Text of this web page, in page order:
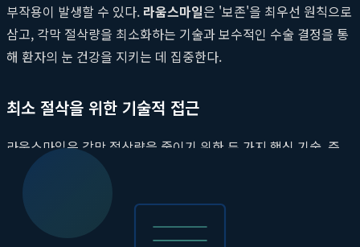
부작용이 발생할 수 있다. 라움스마일은 '보존'을 최우선 원칙으로
삼고, 각막 절삭량을 최소화하는 기술과 보수적인 수술 결정을 통
해 환자의 눈 건강을 지키는 데 집중한다.
최소 절삭을 위한 기술적 접근
라움스마일은 각막 절삭량을 줄이기 위한 두 가지 핵심 기술, 즉
투데이라섹(2day LASEK)과 스마일라식(SMILE) 장비를 적극적
으로 활용한다. 이 수술법들은 기존 라식이나 라섹에 비해 동일한
도수를 교정하더라도 각막을 더 적게 깎아낸다. 이는 더 많은 잔여
각막 두께를 확보할 수 있음을 의미하며, 특히 고도근시나 각막이